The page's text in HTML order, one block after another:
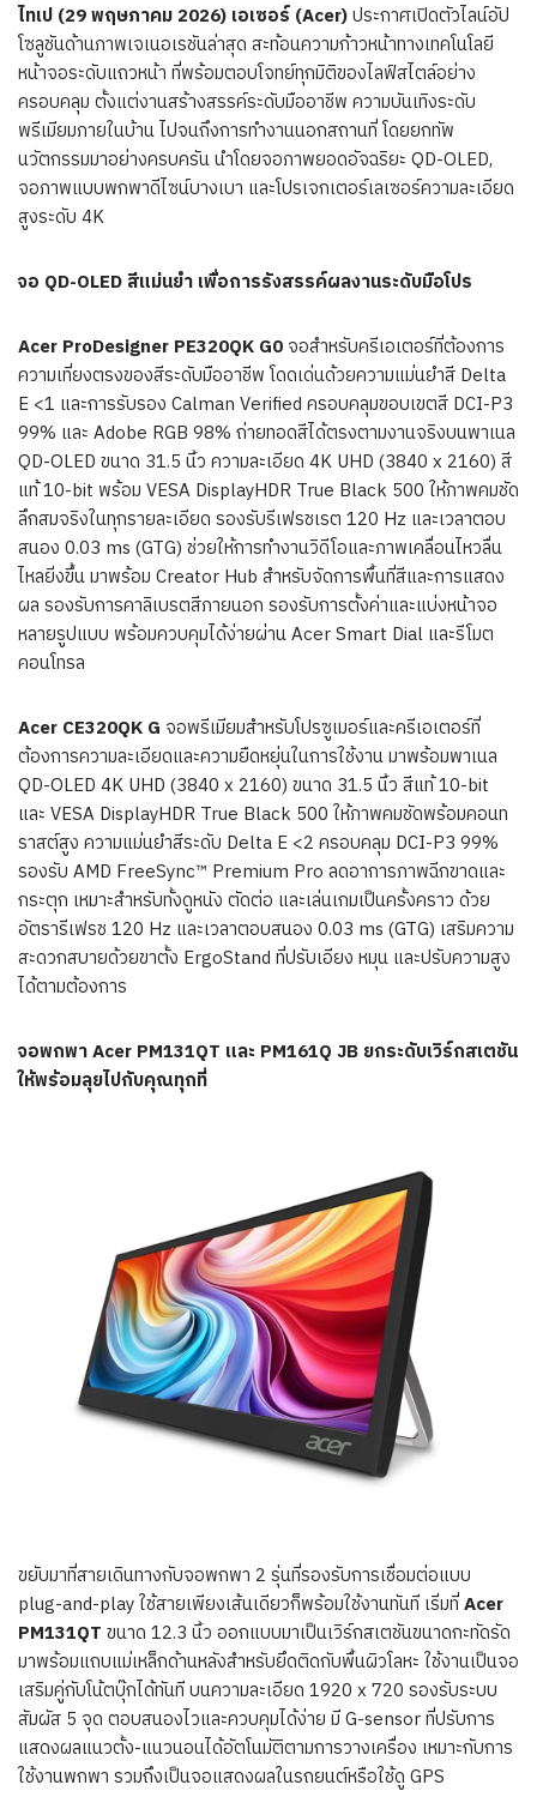
ไทเป (29 พฤษภาคม 2026) เอเซอร์ (Acer)ประกาศเปิดตัวไลน์อัป
โซลูชันด้านภาพเจเนอเรชันล่าสุด สะท้อนความก้าวหน้าทางเทคโนโลยี
หน้าจอระดับแถวหน้า ที่พร้อมตอบโจทย์ทุกมิติของไลฟ์สไตล์อย่าง
ครอบคลุม ตั้งแต่งานสร้างสรรค์ระดับมืออาชีพ ความบันเทิงระดับ
พรีเมียมภายในบ้าน ไปจนถึงการทำงานนอกสถานที่ โดยยกทัพ
นวัตกรรมมาอย่างครบครัน นำโดยจอภาพยอดอัจฉริยะ QD-OLED,
จอภาพแบบพกพาดีไซน์บางเบา และโปรเจกเตอร์เลเซอร์ความละเอียด
สูงระดับ 4K
จอ QD-OLED สีแม่นยำ เพื่อการรังสรรค์ผลงานระดับมือโปร
Acer ProDesigner PE320QK G0 จอสำหรับครีเอเตอร์ที่ต้องการ
ความเที่ยงตรงของสีระดับมืออาชีพ โดดเด่นด้วยความแม่นยำสี Delta
E <1 และการรับรอง Calman Verified ครอบคลุมขอบเขตสี DCI-P3
99% และ Adobe RGB 98% ถ่ายทอดสีได้ตรงตามงานจริงบนพาเนล
QD-OLED ขนาด 31.5 นิ้ว ความละเอียด 4K UHD (3840 x 2160) สี
แท้ 10-bit พร้อม VESA DisplayHDR True Black 500 ให้ภาพคมชัด
ลึกสมจริงในทุกรายละเอียด รองรับรีเฟรชเรต 120 Hz และเวลาตอบ
สนอง 0.03 ms (GTG) ช่วยให้การทำงานวิดีโอและภาพเคลื่อนไหวลื่น
ไหลยิ่งขึ้น มาพร้อม Creator Hub สำหรับจัดการพื้นที่สีและการแสดง
ผล รองรับการคาลิเบรตสีภายนอก รองรับการตั้งค่าและแบ่งหน้าจอ
หลายรูปแบบ พร้อมควบคุมได้ง่ายผ่าน Acer Smart Dial และรีโมต
คอนโทรล
Acer CE320QK G จอพรีเมียมสำหรับโปรซูเมอร์และครีเอเตอร์ที่
ต้องการความละเอียดและความยืดหยุ่นในการใช้งาน มาพร้อมพาเนล
QD-OLED 4K UHD (3840 x 2160) ขนาด 31.5 นิ้ว สีแท้ 10-bit
และ VESA DisplayHDR True Black 500 ให้ภาพคมชัดพร้อมคอนท
ราสต์สูง ความแม่นยำสีระดับ Delta E <2 ครอบคลุม DCI-P3 99%
รองรับ AMD FreeSync™ Premium Pro ลดอาการภาพฉีกขาดและ
กระตุก เหมาะสำหรับทั้งดูหนัง ตัดต่อ และเล่นเกมเป็นครั้งคราว ด้วย
อัตรารีเฟรช 120 Hz และเวลาตอบสนอง 0.03 ms (GTG) เสริมความ
สะดวกสบายด้วยขาตั้ง ErgoStand ที่ปรับเอียง หมุน และปรับความสูง
ได้ตามต้องการ
จอพกพา Acer PM131QT และ PM161Q JB ยกระดับเวิร์กสเตชัน
ให้พร้อมลุยไปกับคุณทุกที่
ขยับมาที่สายเดินทางกับจอพกพา 2 รุ่นที่รองรับการเชื่อมต่อแบบ
plug-and-play ใช้สายเพียงเส้นเดียวก็พร้อมใช้งานทันที เริ่มที่Acer
PM131QT ขนาด 12.3 นิ้ว ออกแบบมาเป็นเวิร์กสเตชันขนาดกะทัดรัด
มาพร้อมแถบแม่เหล็กด้านหลังสำหรับยึดติดกับพื้นผิวโลหะ ใช้งานเป็นจอ
เสริมคู่กับโน้ตบุ๊กได้ทันที บนความละเอียด 1920 x 720 รองรับระบบ
สัมผัส 5 จุด ตอบสนองไวและควบคุมได้ง่าย มี G-sensor ที่ปรับการ
แสดงผลแนวตั้ง-แนวนอนได้อัตโนมัติตามการวางเครื่อง เหมาะกับการ
ใช้งานพกพา รวมถึงเป็นจอแสดงผลในรถยนต์หรือใช้ดู GPS